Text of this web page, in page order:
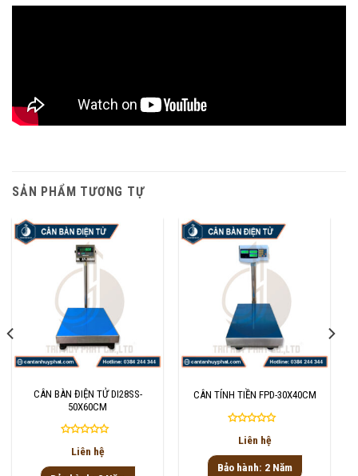
SẢN PHẨM TƯƠNG TỰ
CÂN BÀN ĐIỆN TỬ DI28SS-
50X60CM
Được
Liên hệ
CÂN TÍNH TIỀN FPD-30X40CM
Được
hạng
Liên hệ
Bảo hành: 2 Năm